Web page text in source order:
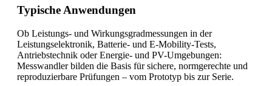
Typische Anwendungen
Ob Leistungs- und Wirkungsgradmessungen in der
Leistungselektronik, Batterie- und E-Mobility-Tests,
Antriebstechnik oder Energie- und PV-Umgebungen:
Messwandler bilden die Basis für sichere, normgerechte und
reproduzierbare Prüfungen – vom Prototyp bis zur Serie.